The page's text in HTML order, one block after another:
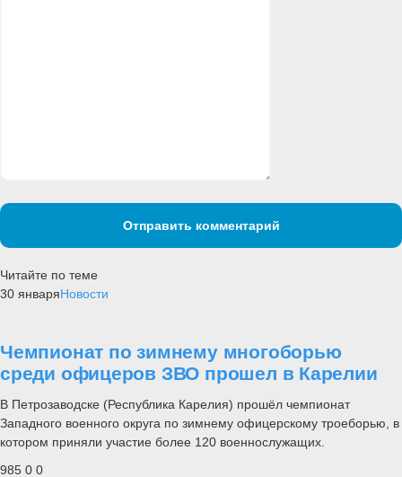
Отправить комментарий
Читайте по теме
30 январяНовости
Чемпионат по зимнему многоборью
среди офицеров ЗВО прошел в Карелии
В Петрозаводске (Республика Карелия) прошёл чемпионат
Западного военного округа по зимнему офицерскому троеборью, в
котором приняли участие более 120 военнослужащих.
985 0 0